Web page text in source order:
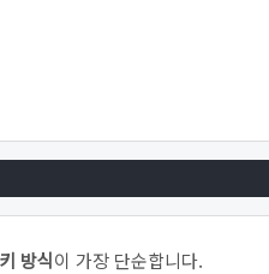
방식이 가장 단순합니다.